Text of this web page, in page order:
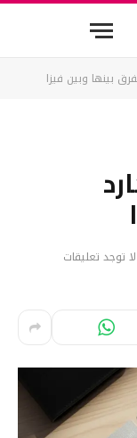
بينها وبين فيزا
لا توجد تعليقات